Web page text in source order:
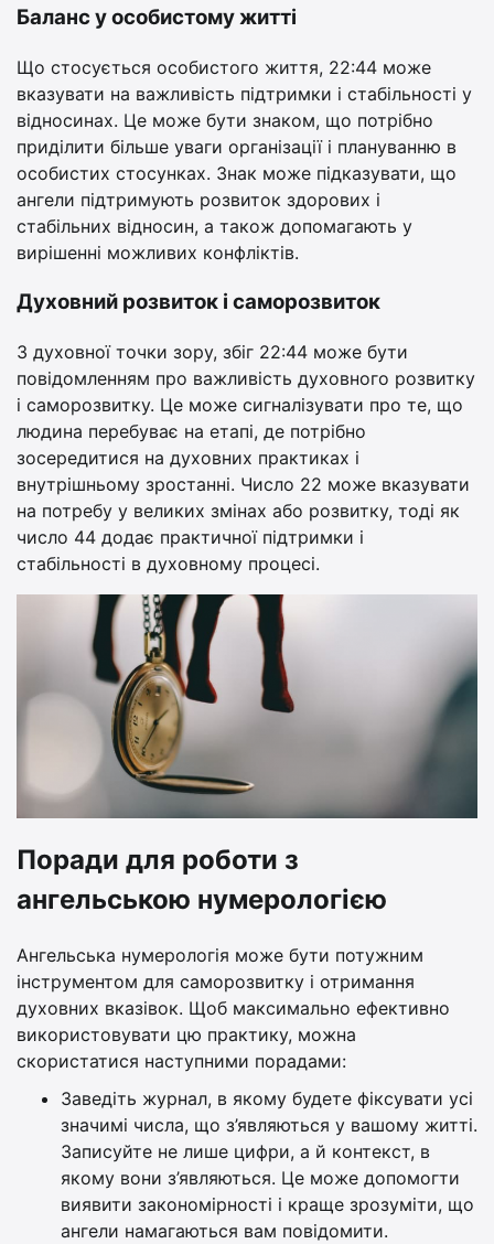
Баланс у особистому житті
Що стосується особистого життя, 22:44 може
вказувати на важливість підтримки і стабільності у
відносинах. Це може бути знаком, що потрібно
приділити більше уваги організації і плануванню в
особистих стосунках. Знак може підказувати, що
ангели підтримують розвиток здорових і
стабільних відносин, а також допомагають у
вирішенні можливих конфліктів.
Духовний розвиток і саморозвиток
З духовної точки зору, збіг 22:44 може бути
повідомленням про важливість духовного розвитку
і саморозвитку. Це може сигналізувати про те, що
людина перебуває на етапі, де потрібно
зосередитися на духовних практиках і
внутрішньому зростанні. Число 22 може вказувати
на потребу у великих змінах або розвитку, тоді як
число 44 додає практичної підтримки і
стабільності в духовному процесі.
Поради для роботи з
ангельською нумерологією
Ангельська нумерологія може бути потужним
інструментом для саморозвитку і отримання
духовних вказівок. Щоб максимально ефективно
використовувати цю практику, можна
скористатися наступними порадами:
Заведіть журнал, в якому будете фіксувати усі
значимі числа, що з’являються у вашому житті.
Записуйте не лише цифри, а й контекст, в
якому вони з’являються. Це може допомогти
виявити закономірності і краще зрозуміти, що
ангели намагаються вам повідомити.